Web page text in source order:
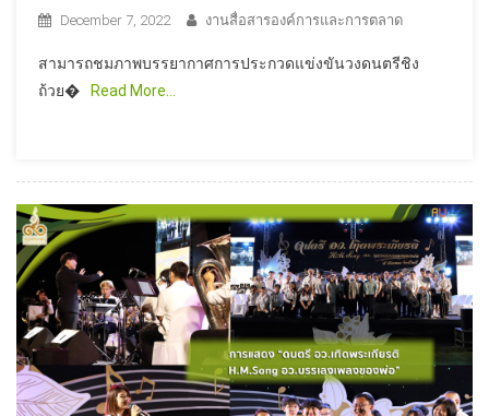
December 7, 2022 งานสื่อสารองค์การและการตลาด
สามารถชมภาพบรรยากาศการประกวดแข่งขันวงดนตรีชิง
ถ้วย�
Read More…